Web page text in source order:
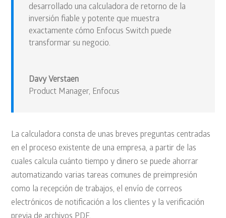
desarrollado una calculadora de retorno de la
inversión fiable y potente que muestra
exactamente cómo Enfocus Switch puede
transformar su negocio.
Davy Verstaen
Product Manager, Enfocus
La calculadora consta de unas breves preguntas centradas
en el proceso existente de una empresa, a partir de las
cuales calcula cuánto tiempo y dinero se puede ahorrar
automatizando varias tareas comunes de preimpresión
como la recepción de trabajos, el envío de correos
electrónicos de notificación a los clientes y la verificación
previa de archivos PDF.